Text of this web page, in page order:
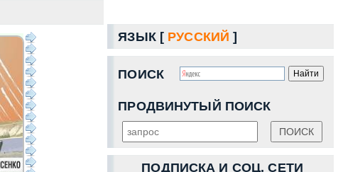
ЯЗЫК [ РУССКИЙ ]
ПОИСК
ПРОДВИНУТЫЙ ПОИСК
ПОДПИСКА И СОЦ. СЕТИ